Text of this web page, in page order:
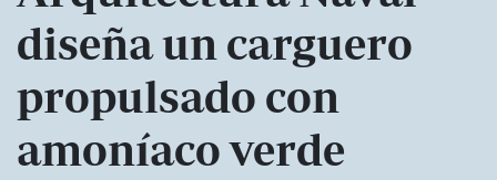
diseña un carguero
propulsado con
amoníaco verde